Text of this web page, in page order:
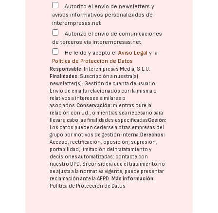
Autorizo el envío de newsletters y
avisos informativos personalizados de
interempresas.net
Autorizo el envío de comunicaciones
de terceros vía interempresas.net
He leído y acepto elAviso Legal y la
Política de Protección de Datos
Responsable: Interempresas Media, S.L.U.
Finalidades: Suscripción a nuestra(s)
newsletter(s). Gestión de cuenta de usuario.
Envío de emails relacionados con la misma o
relativos a intereses similares o
asociados.Conservación: mientras dure la
relación con Ud., o mientras sea necesario para
llevar a cabo las finalidades especificadasCesión:
Los datos pueden cederse a otras empresas del
grupo por motivos de gestión interna.Derechos:
Acceso, rectificación, oposición, supresión,
portabilidad, limitación del tratatamiento y
decisiones automatizadas: contacte con
nuestro DPD . Si considera que el tratamiento no
se ajusta a la normativa vigente, puede presentar
reclamación ante laAEPD .Más información:
Política de Protección de Datos